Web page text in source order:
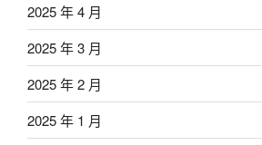
2025 年 4 月
2025 年 3 月
2025 年 2 月
2025 年 1 月